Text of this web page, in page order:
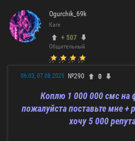
Ogurchik_69k
Каге
+ 507
Общительный
06:03, 07.08.2025 №290 0
Коплю 1 000 000 смс на
пожалуйста поставьте мне +
хочу 5 000